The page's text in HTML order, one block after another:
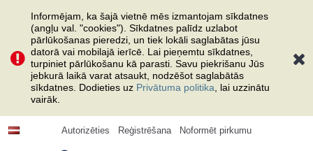
Informējam, ka šajā vietnē mēs izmantojam sīkdatnes
(angļu val. "cookies"). Sīkdatnes palīdz uzlabot
pārlūkošanas pieredzi, un tiek lokāli saglabātas jūsu
datorā vai mobilajā ierīcē. Lai pieņemtu sīkdatnes,
turpiniet pārlūkošanu kā parasti. Savu piekrišanu Jūs
jebkurā laikā varat atsaukt, nodzēšot saglabātās
sīkdatnes. Dodieties uz Privātuma politika , lai uzzinātu
vairāk.
Autorizēties Reģistrēšana Noformēt pirkumu